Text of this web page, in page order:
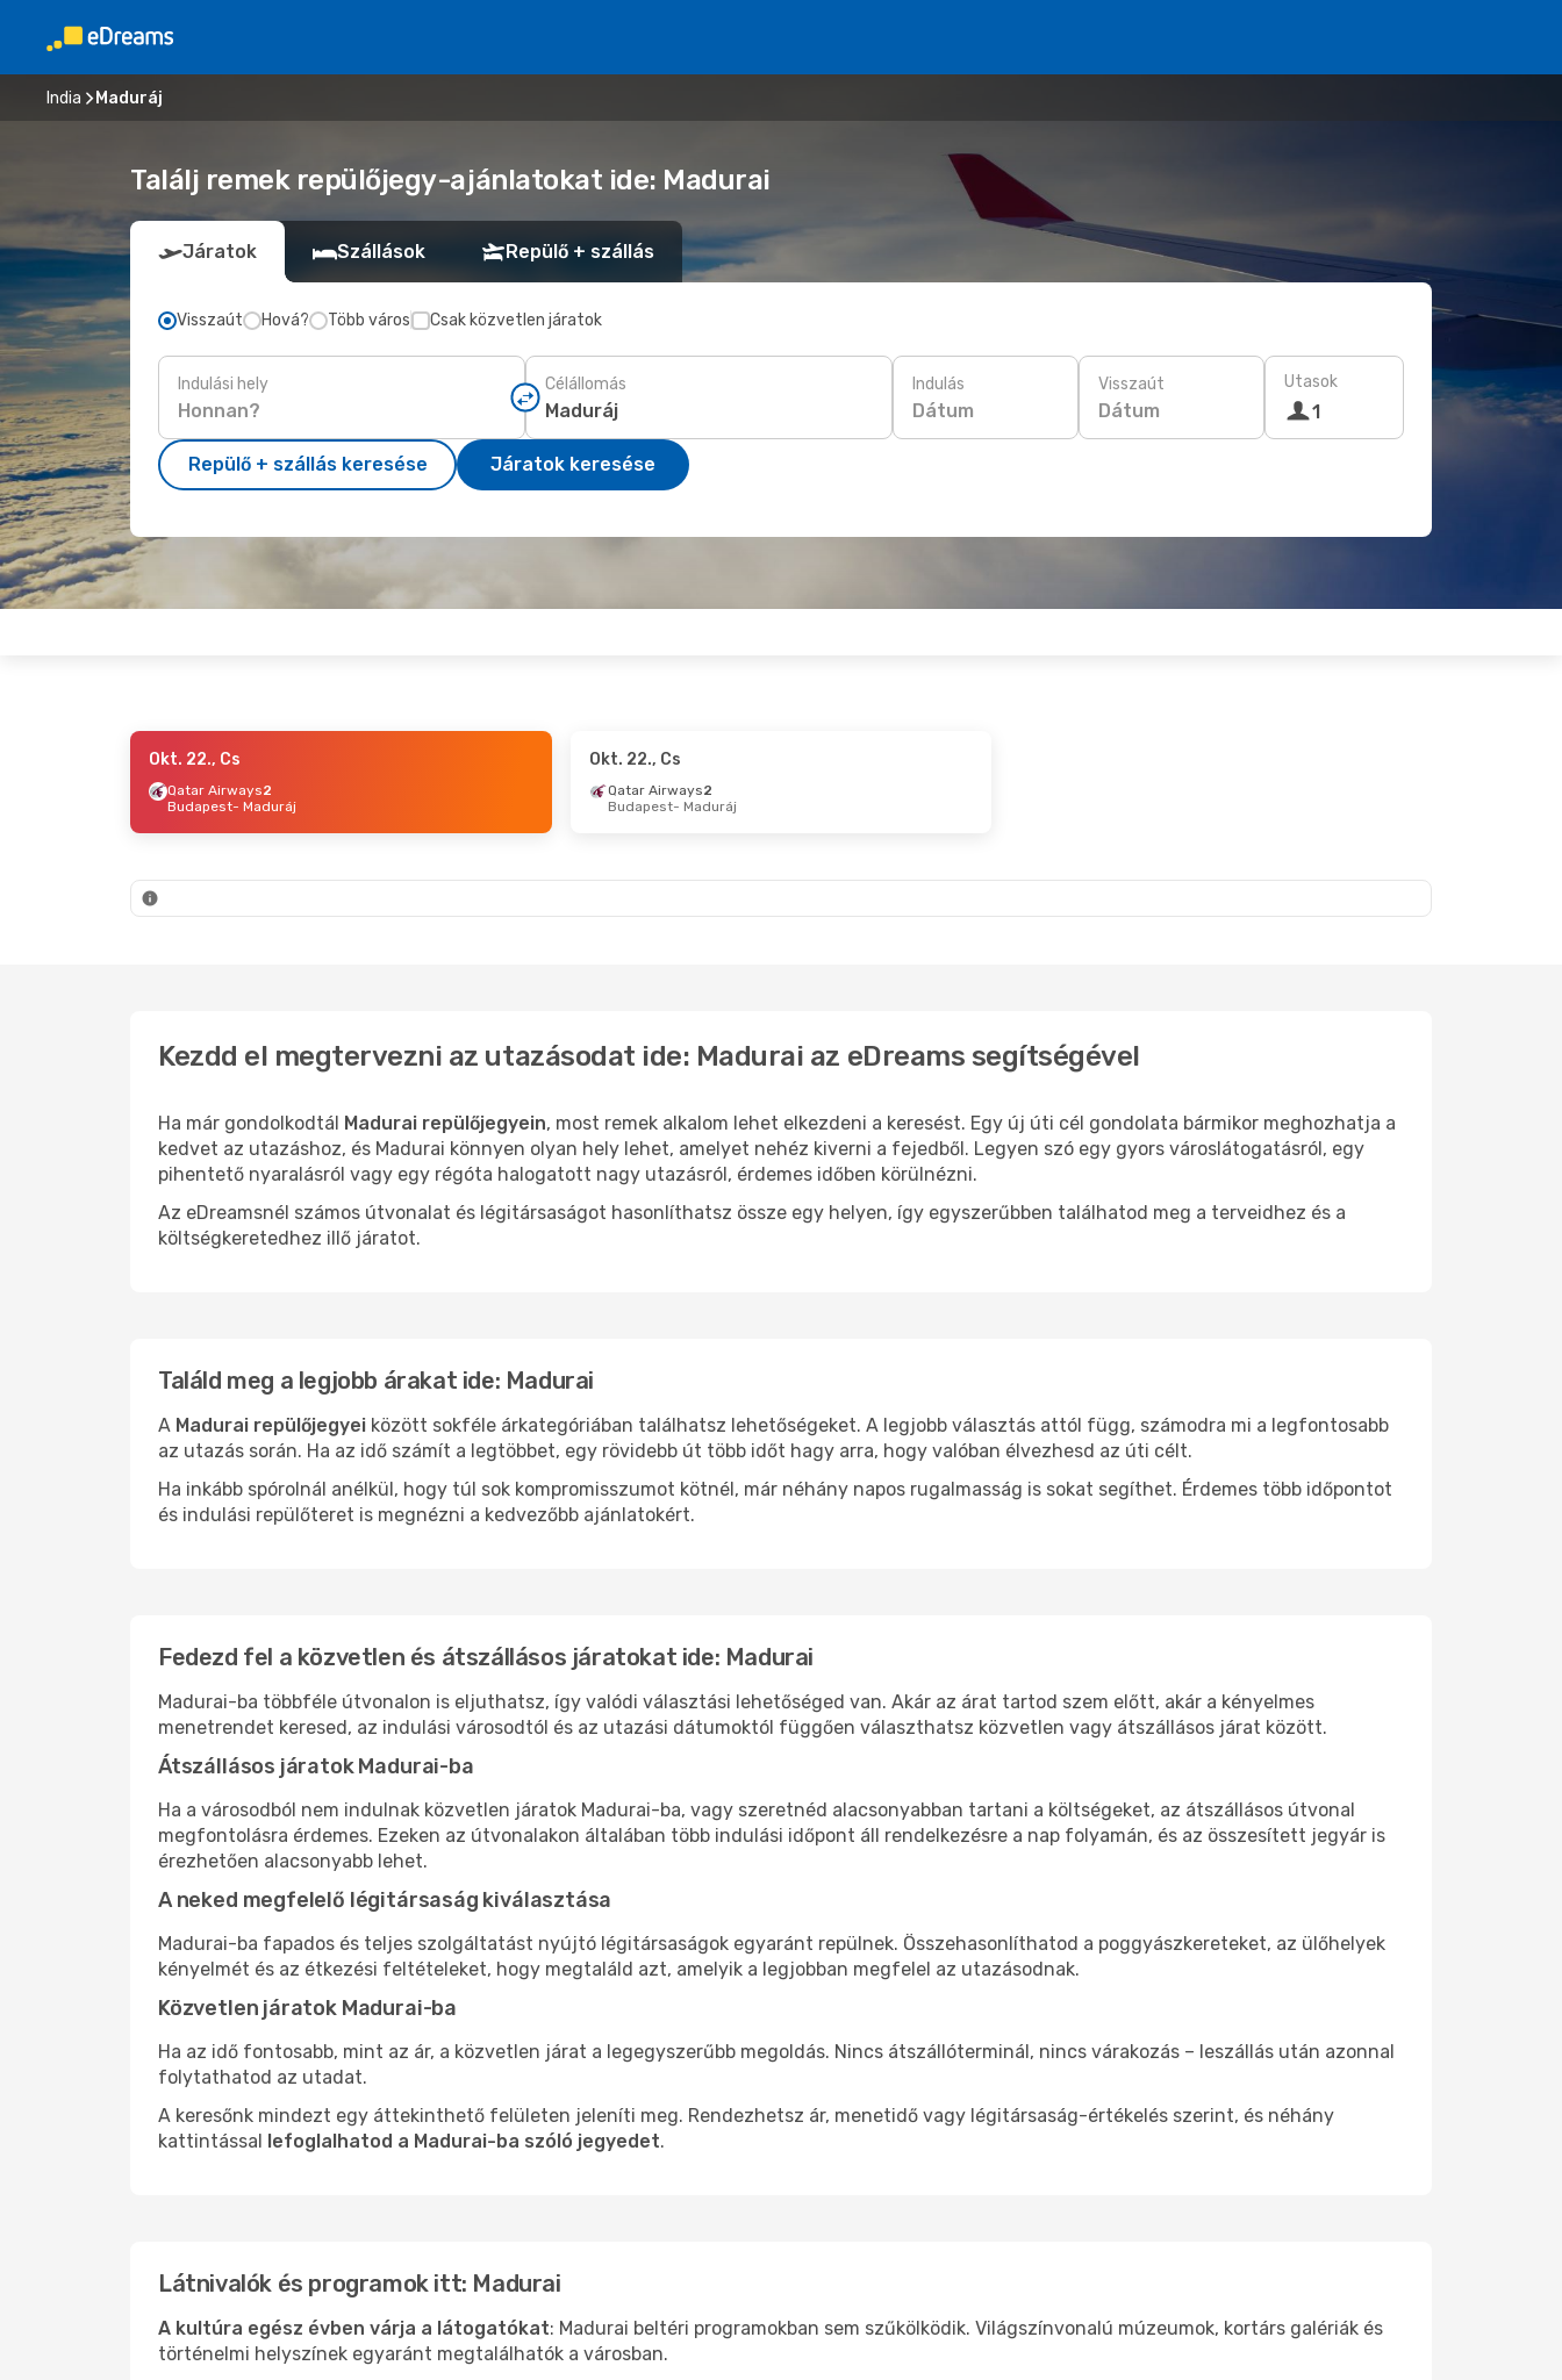
India Maduráj
Találj remek repülőjegy-ajánlatokat ide: Madurai
Járatok Szállások Repülő + szállás
Visszaút Hová? Több város Csak közvetlen járatok
Indulási hely Célállomás Indulás
Dátum
Visszaút
Dátum
Utasok
1
Repülő + szállás keresése Járatok keresése
Okt. 22., Cs
Qatar Airways2
Budapest- Maduráj
Okt. 22., Cs
Qatar Airways2
Budapest- Maduráj
Kezdd el megtervezni az utazásodat ide: Madurai az eDreams segítségével
Ha már gondolkodtál Madurai repülőjegyein, most remek alkalom lehet elkezdeni a keresést. Egy új úti cél gondolata bármikor meghozhatja a
kedvet az utazáshoz, és Madurai könnyen olyan hely lehet, amelyet nehéz kiverni a fejedből. Legyen szó egy gyors városlátogatásról, egy
pihentető nyaralásról vagy egy régóta halogatott nagy utazásról, érdemes időben körülnézni.
Az eDreamsnél számos útvonalat és légitársaságot hasonlíthatsz össze egy helyen, így egyszerűbben találhatod meg a terveidhez és a
költségkeretedhez illő járatot.
Találd meg a legjobb árakat ide: Madurai
A Madurai repülőjegyei között sokféle árkategóriában találhatsz lehetőségeket. A legjobb választás attól függ, számodra mi a legfontosabb
az utazás során. Ha az idő számít a legtöbbet, egy rövidebb út több időt hagy arra, hogy valóban élvezhesd az úti célt.
Ha inkább spórolnál anélkül, hogy túl sok kompromisszumot kötnél, már néhány napos rugalmasság is sokat segíthet. Érdemes több időpontot
és indulási repülőteret is megnézni a kedvezőbb ajánlatokért.
Fedezd fel a közvetlen és átszállásos járatokat ide: Madurai
Madurai-ba többféle útvonalon is eljuthatsz, így valódi választási lehetőséged van. Akár az árat tartod szem előtt, akár a kényelmes
menetrendet keresed, az indulási városodtól és az utazási dátumoktól függően választhatsz közvetlen vagy átszállásos járat között.
Átszállásos járatok Madurai-ba
Ha a városodból nem indulnak közvetlen járatok Madurai-ba, vagy szeretnéd alacsonyabban tartani a költségeket, az átszállásos útvonal
megfontolásra érdemes. Ezeken az útvonalakon általában több indulási időpont áll rendelkezésre a nap folyamán, és az összesített jegyár is
érezhetően alacsonyabb lehet.
A neked megfelelő légitársaság kiválasztása
Madurai-ba fapados és teljes szolgáltatást nyújtó légitársaságok egyaránt repülnek. Összehasonlíthatod a poggyászkereteket, az ülőhelyek
kényelmét és az étkezési feltételeket, hogy megtaláld azt, amelyik a legjobban megfelel az utazásodnak.
Közvetlen járatok Madurai-ba
Ha az idő fontosabb, mint az ár, a közvetlen járat a legegyszerűbb megoldás. Nincs átszállóterminál, nincs várakozás – leszállás után azonnal
folytathatod az utadat.
A keresőnk mindezt egy áttekinthető felületen jeleníti meg. Rendezhetsz ár, menetidő vagy légitársaság-értékelés szerint, és néhány
kattintással lefoglalhatod a Madurai-ba szóló jegyedet.
Látnivalók és programok itt: Madurai
A kultúra egész évben várja a látogatókat: Madurai beltéri programokban sem szűkölködik. Világszínvonalú múzeumok, kortárs galériák és
történelmi helyszínek egyaránt megtalálhatók a városban.